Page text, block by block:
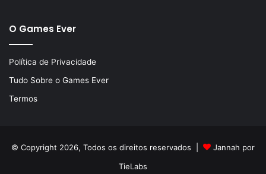
O Games Ever
Política de Privacidade
Tudo Sobre o Games Ever
Termos
© Copyright 2026, Todos os direitos reservados |
Jannah por
TieLabs